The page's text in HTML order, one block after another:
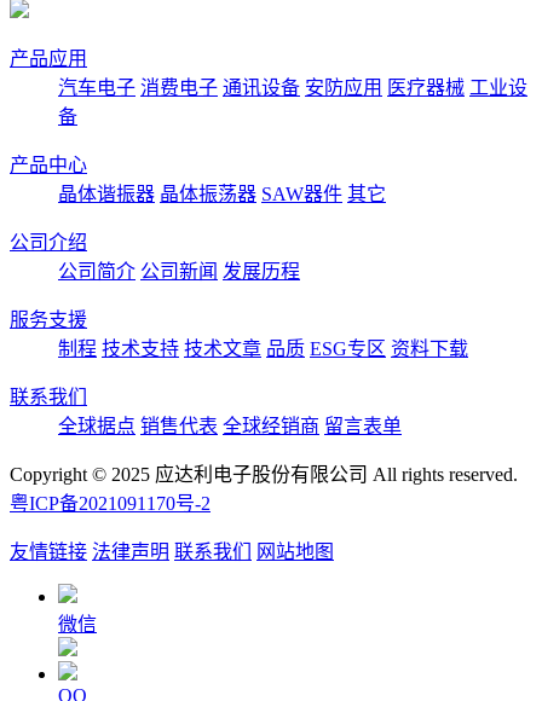
产品应用
汽车电子 消费电子 通讯设备 安防应用 医疗器械 工业设
备
产品中心
晶体谐振器 晶体振荡器 SAW器件 其它
公司介绍
公司简介 公司新闻 发展历程
服务支援
制程 技术支持 技术文章 品质 ESG专区 资料下载
联系我们
全球据点 销售代表 全球经销商 留言表单
Copyright © 2025 应达利电子股份有限公司 All rights reserved.
粤ICP备2021091170号-2
友情链接 法律声明 联系我们 网站地图
微信
QQ